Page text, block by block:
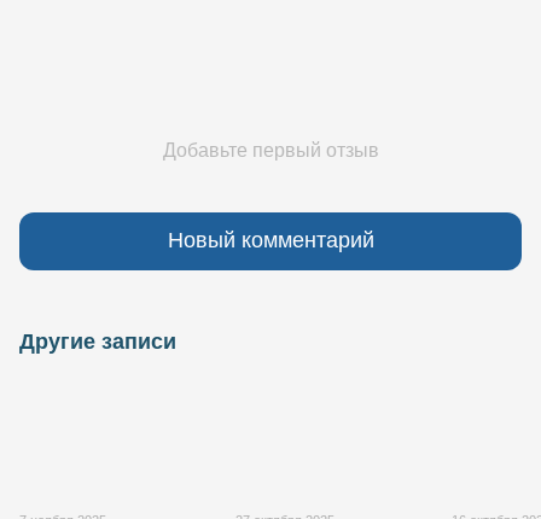
Добавьте первый отзыв
Новый комментарий
Другие записи